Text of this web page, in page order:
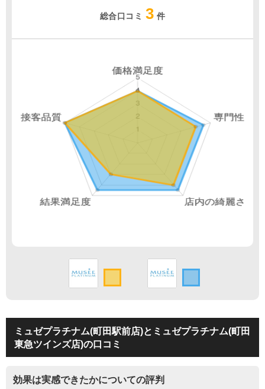
総合口コミ 3 件
ミュゼプラチナム(町田駅前店)とミュゼプラチナム(町田
東急ツインズ店)の口コミ
効果は実感できたかについての評判